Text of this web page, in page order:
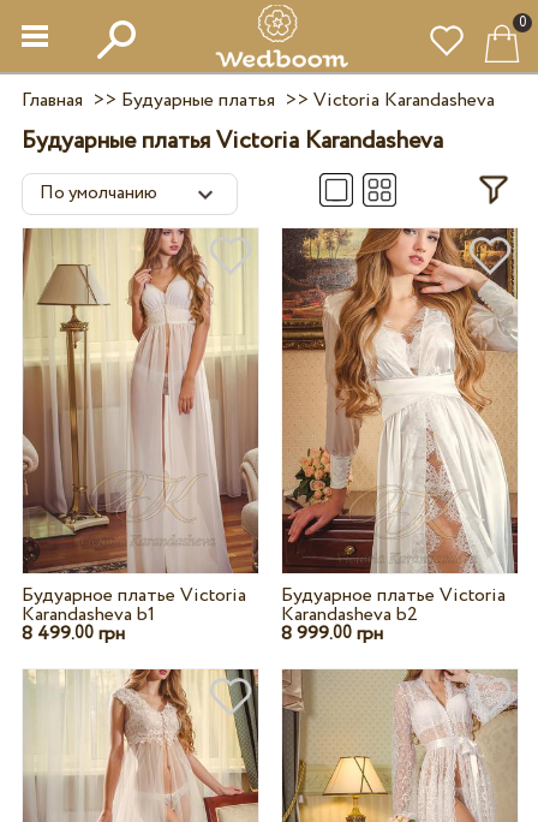
0
Главная >> Будуарные платья >> Victoria Karandasheva
Будуарные платья Victoria Karandasheva
Будуарное платье Victoria
Karandasheva b1
8 499.00грн
Будуарное платье Victoria
Karandasheva b2
8 999.00 грн